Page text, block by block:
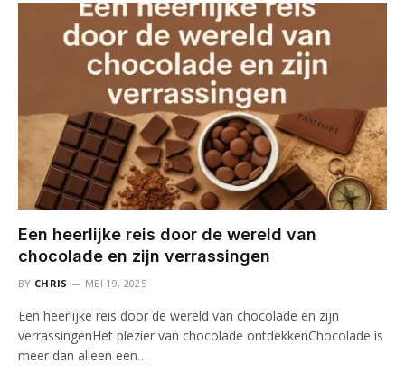
Een heerlijke reis door de wereld van
chocolade en zijn verrassingen
BY CHRIS MEI 19, 2025
Een heerlijke reis door de wereld van chocolade en zijn
verrassingenHet plezier van chocolade ontdekkenChocolade is
meer dan alleen een…